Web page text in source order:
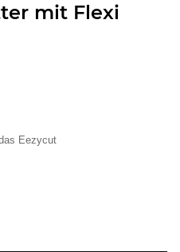
mit Flexi
Eezycut